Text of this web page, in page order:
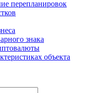
перепланировок
знака
объекта